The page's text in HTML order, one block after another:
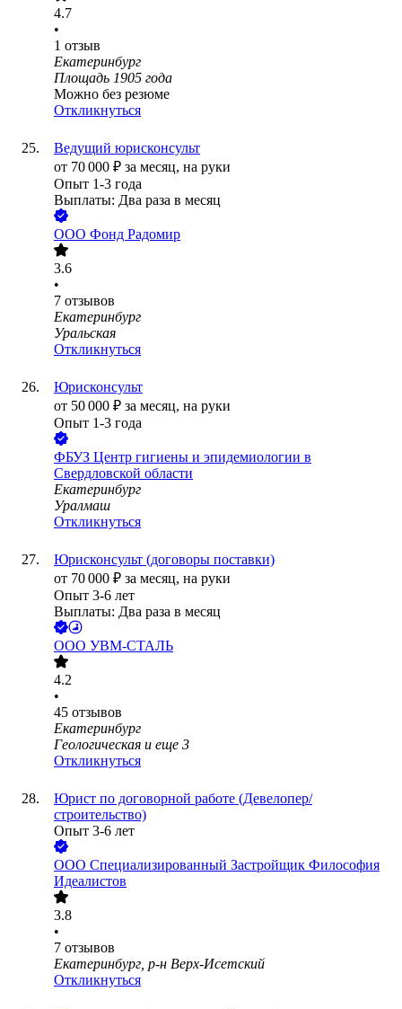
4.7
•
1 отзыв
Екатеринбург
Площадь 1905 года
Можно без резюме
Откликнуться
Ведущий юрисконсульт
от 70 000 ₽ за месяц, на руки
Опыт 1-3 года
Выплаты: Два раза в месяц
ООО Фонд Радомир
3.6
•
7 отзывов
Екатеринбург
Уральская
Откликнуться
Юрисконсульт
от 50 000 ₽ за месяц, на руки
Опыт 1-3 года
ФБУЗ Центр гигиены и эпидемиологии в
Свердловской области
Екатеринбург
Уралмаш
Откликнуться
Юрисконсульт (договоры поставки)
от 70 000 ₽ за месяц, на руки
Опыт 3-6 лет
Выплаты: Два раза в месяц
ООО УВМ-СТАЛЬ
4.2
•
45 отзывов
Екатеринбург
Геологическая и еще 3
Откликнуться
Юрист по договорной работе (Девелопер/
строительство)
Опыт 3-6 лет
ООО Специализированный Застройщик Философия
Идеалистов
3.8
•
7 отзывов
Екатеринбург, р-н Верх-Исетский
Откликнуться